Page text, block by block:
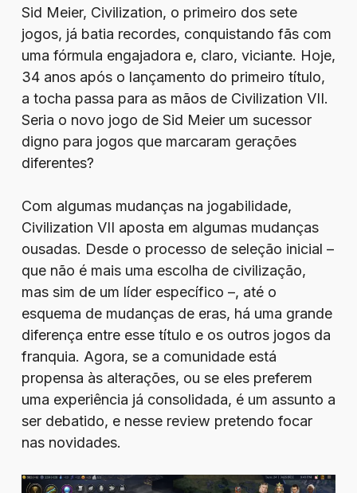
Sid Meier, Civilization, o primeiro dos sete
jogos, já batia recordes, conquistando fãs com
uma fórmula engajadora e, claro, viciante. Hoje,
34 anos após o lançamento do primeiro título,
a tocha passa para as mãos de Civilization VII.
Seria o novo jogo de Sid Meier um sucessor
digno para jogos que marcaram gerações
diferentes?
Com algumas mudanças na jogabilidade,
Civilization VII aposta em algumas mudanças
ousadas. Desde o processo de seleção inicial –
que não é mais uma escolha de civilização,
mas sim de um líder específico –, até o
esquema de mudanças de eras, há uma grande
diferença entre esse título e os outros jogos da
franquia. Agora, se a comunidade está
propensa às alterações, ou se eles preferem
uma experiência já consolidada, é um assunto a
ser debatido, e nesse review pretendo focar
nas novidades.